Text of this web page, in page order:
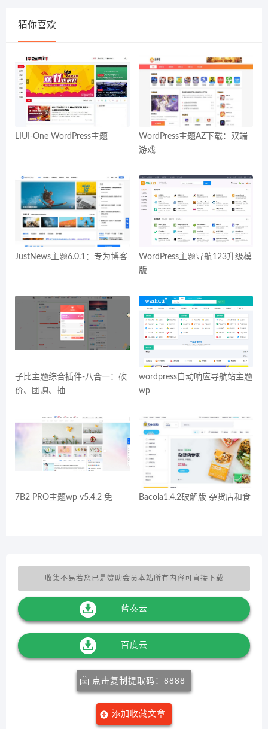
猜你喜欢
LIUI-One WordPress主题
WordPress主题AZ下载：双端
游戏
JustNews主题6.0.1：专为博客
WordPress主题导航123升级模
版
子比主题综合插件-八合一：砍
价、团购、抽
wordpress自动响应导航站主题
wp
7B2 PRO主题wp v5.4.2 免 Bacola1.4.2破解版 杂货店和食
收集不易若您已是赞助会员本站所有内容可直接下载
蓝奏云
百度云
点击复制提取码：8888
添加收藏文章